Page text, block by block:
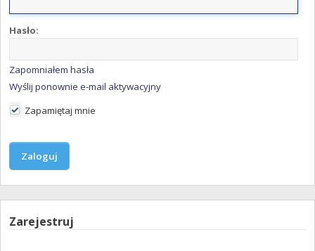
Hasło:
Zapomniałem hasła
Wyślij ponownie e-mail aktywacyjny
Zapamiętaj mnie
Zarejestruj